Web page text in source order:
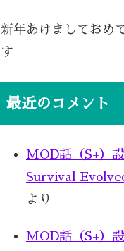
新年あけましておめ
す
最近のコメント
MOD話（S+）
Survival
より
MOD話（S+）